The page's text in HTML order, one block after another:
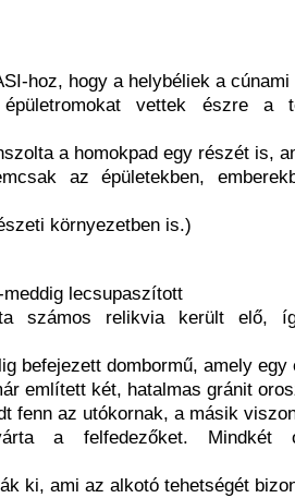
hoz, hogy a helybéliek a cúnami
épületromokat vettek észre a
a homokpad egy részét is,
az épületekben,
környezetben is.)
lecsupaszított
számos relikvia került elő,
befejezett dombormű, amely egy
említett két, hatalmas gránit
fenn az utókornak, a másik
a felfedezőket. Mindkét
ki, ami az alkotó tehetségét